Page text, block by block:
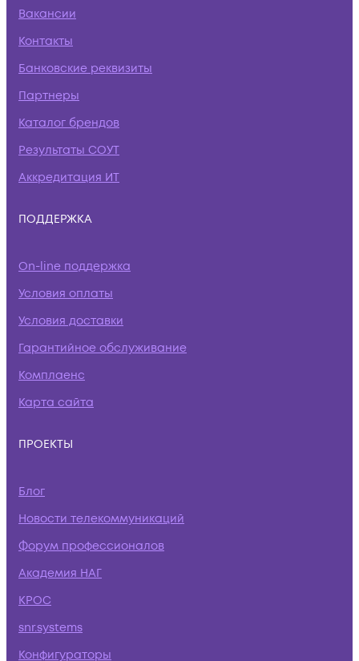
Вакансии
Контакты
Банковские реквизиты
Партнеры
Каталог брендов
Результаты СОУТ
Аккредитация ИТ
ПОДДЕРЖКА
On-line поддержка
Условия оплаты
Условия доставки
Гарантийное обслуживание
Комплаенс
Карта сайта
ПРОЕКТЫ
Блог
Новости телекоммуникаций
Форум профессионалов
Академия НАГ
КРОС
snr.systems
Конфигураторы